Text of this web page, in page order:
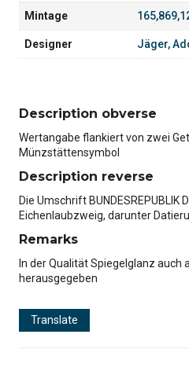
Mintage
Designer Jäger,
Description obverse
Wertangabe flankiert von zwei
Münzstättensymbol
Description reverse
Die Umschrift BUNDESREPUBLIK
Eichenlaubzweig, darunter
Remarks
In der Qualität Spiegelglanz auch
herausgegeben
Translate